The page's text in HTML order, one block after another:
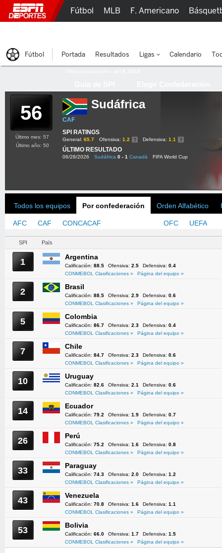
56 Sudáfrica
CAF
SPI RATINGS
General: 65.7 Ofensiva: 1.2 Defensiva: 1.1
ÚLTIMO RESULTADO
06/28/2026 Sudáfrica 0 - 1 Canadá FIFA World Cup
Último mes: 57
Último año: 50
Todos los equipos Por confederación Orden Alfabético
AFC CAF CONCACAF OFC UEFA
SPI País
1 Argentina
Calificación: 88.5 Ofensiva: 2.5 Defensiva: 0.4
CONMEBOL Clasificaciones »
Página del equipo »
2 Brasil
Calificación: 88.5 Ofensiva: 2.9 Defensiva: 0.6
CONMEBOL Clasificaciones »
Página del equipo »
5 Colombia
Calificación: 86.7 Ofensiva: 2.3 Defensiva: 0.4
CONMEBOL Clasificaciones »
Página del equipo »
7 Chile
Calificación: 84.7 Ofensiva: 2.3 Defensiva: 0.6
CONMEBOL Clasificaciones »
Página del equipo »
10 Uruguay
Calificación: 82.6 Ofensiva: 2.1 Defensiva: 0.6
CONMEBOL Clasificaciones »
Página del equipo »
14 Ecuador
Calificación: 79.2 Ofensiva: 1.9 Defensiva: 0.7
CONMEBOL Clasificaciones »
Página del equipo »
26 Perú
Calificación: 75.2 Ofensiva: 1.6 Defensiva: 0.8
CONMEBOL Clasificaciones »
Página del equipo »
33 Paraguay
Calificación: 74.3 Ofensiva: 2.0 Defensiva: 1.2
CONMEBOL Clasificaciones »
Página del equipo »
43 Venezuela
Calificación: 70.8 Ofensiva: 1.6 Defensiva: 1.1
CONMEBOL Clasificaciones »
Página del equipo »
53 Bolivia
Calificación: 66.0 Ofensiva: 1.7 Defensiva: 1.5
CONMEBOL Clasificaciones »
Página del equipo »
Fútbol MLB F. Americano
Fútbol Portada Resultados Ligas Calendario